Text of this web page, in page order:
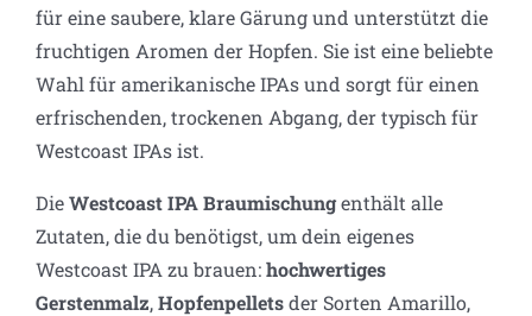
für eine saubere, klare Gärung und unterstützt die
fruchtigen Aromen der Hopfen. Sie ist eine beliebte
Wahl für amerikanische IPAs und sorgt für einen
erfrischenden, trockenen Abgang, der typisch für
Westcoast IPAs ist.
DieWestcoast IPA Braumischungenthält alle
Zutaten, die du benötigst, um dein eigenes
Westcoast IPA zu brauen:hochwertiges
Gerstenmalz,Hopfenpelletsder Sorten Amarillo,